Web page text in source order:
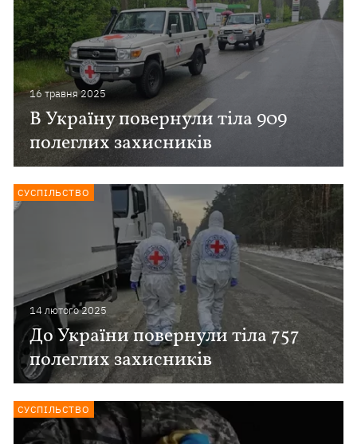
16 травня 2025
В Україну повернули тіла 909
полеглих захисників
14 лютого 2025
До України повернули тіла 757
полеглих захисників
СУСПІЛЬСТВО
СУСПІЛЬСТВО